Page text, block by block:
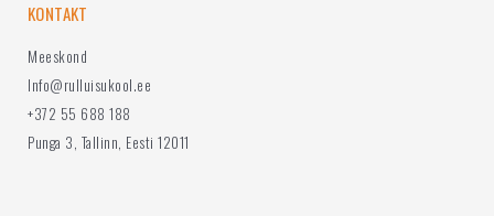
KONTAKT
Meeskond
Info@rulluisukool.ee
+372 55 688 188
Punga 3, Tallinn, Eesti 12011